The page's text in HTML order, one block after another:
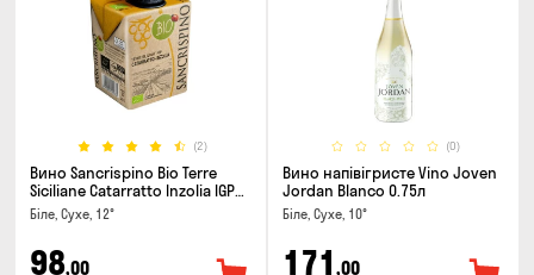
(2)
Вино Sancrispino Bio Terre
Siciliane Catarratto Inzolia IGP
0.5л
Біле, Сухе, 12°
98,00
(0)
Вино напівігристе Vino Joven
Jordan Blanco 0.75л
Біле, Сухе, 10°
171 ,00